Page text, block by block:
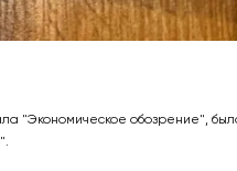
"Экономическое обозрение",